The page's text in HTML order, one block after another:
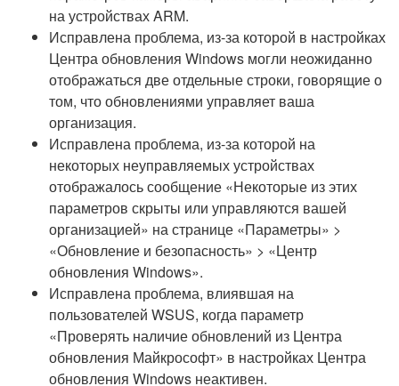
на устройствах ARM.
Исправлена проблема, из-за которой в настройках
Центра обновления Windows могли неожиданно
отображаться две отдельные строки, говорящие о
том, что обновлениями управляет ваша
организация.
Исправлена проблема, из-за которой на
некоторых неуправляемых устройствах
отображалось сообщение «Некоторые из этих
параметров скрыты или управляются вашей
организацией» на странице «Параметры» >
«Обновление и безопасность» > «Центр
обновления Windows».
Исправлена проблема, влиявшая на
пользователей WSUS, когда параметр
«Проверять наличие обновлений из Центра
обновления Майкрософт» в настройках Центра
обновления Windows неактивен.